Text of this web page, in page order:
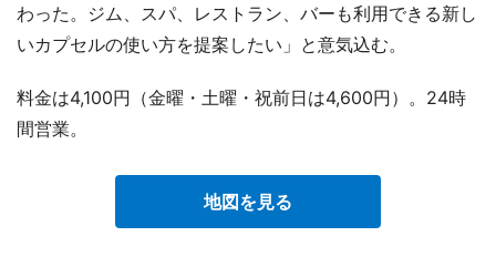
わった。ジム、スパ、レストラン、バーも利用できる新し
いカプセルの使い方を提案したい」と意気込む。
料金は4,100円（金曜・土曜・祝前日は4,600円）。24時
間営業。
地図を見る